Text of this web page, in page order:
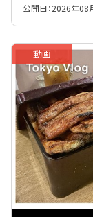
ツール
デ
トラブルシュー
ビジネスメール
プロンプト
ミス防止
メールサービス
メールフィルタ
メール保管・
公開日：2026年08
動画